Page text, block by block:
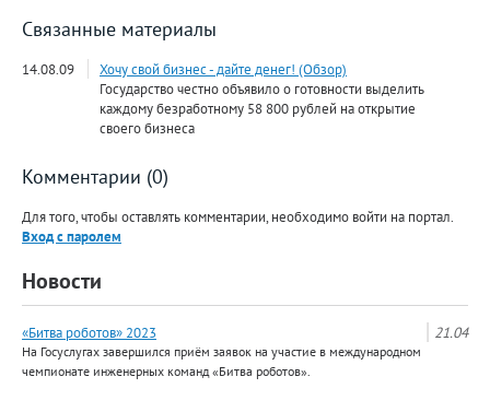
Связанные материалы
14.08.09
Хочу свой бизнес - дайте денег! (Обзор)
Государство честно объявило о готовности выделить
каждому безработному 58 800 рублей на открытие
своего бизнеса
Комментарии (0)
Для того, чтобы оставлять комментарии, необходимо войти на портал.
Вход с паролем
Новости
21.04
«Битва роботов» 2023
На Госуслугах завершился приём заявок на участие в международном
чемпионате инженерных команд «Битва роботов».